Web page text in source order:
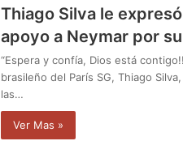
Thiago Silva le
apoyo a Neymar por
“Espera y confía, Dios está
brasileño del París SG, Thiago
las…
Ver Mas »